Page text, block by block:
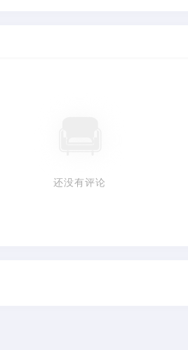
还没有评论